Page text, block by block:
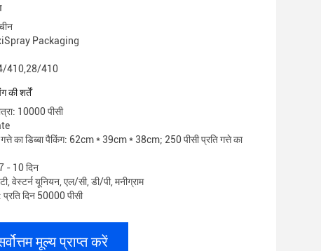
Packaging
410,28/410
की शर्तें
10000 पीसी
का डिब्बा पैकिंग: 62cm * 39cm * 38cm; 250 पीसी प्रति गत्ते का
- 10 दिन
वेस्टर्न यूनियन, एल/सी, डी/पी, मनीग्राम
प्रति दिन 50000 पीसी
मूल्य प्राप्त करें